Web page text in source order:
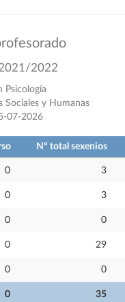
2022
Psicología
Sociales y Humanas
07-2026
Nº total sexenios
0 35
0 3
0 3
0 0
0 29
0 0